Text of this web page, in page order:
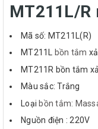
MT211L/R
Mã số: MT211L(R)
MT211L
bồn tắm
MT211R bồn tắm
Màu sắc: Trắng
Loại bồn tắm:
Nguồn điện : 220V